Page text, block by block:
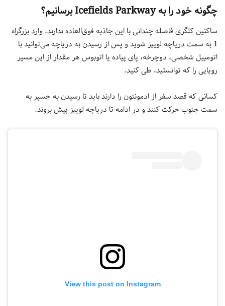
چگونه خود را به Icefields Parkway برسانیم؟
ساکنین کلگری فاصله چندانی با این جاذبه فوق‌العاده ندارند. وارد بزرگراه
1 به سمت دریاچه لوییز شوید و پس از رسیدن به دریاچه می‌توانید با
اتومبیل شخصی، دوچرخه، پای پیاده یا اتوبوس هر مقدار از این مسیر
رویایی را که توانستید، طی کنید.
کسانی که قصد سفر از ادمونتون را دارند باید تا رسیدن به جسپر به
سمت جنوب حرکت کنند و در ادامه تا دریاچه لوییز پیش بروند.
View this post on Instagram